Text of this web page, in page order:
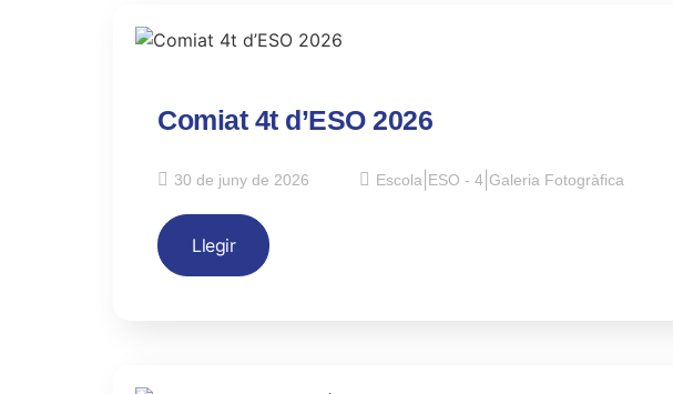
Comiat 4t d’ESO 2026
30 de juny de 2026 Escola ESO - 4 Galeria Fotogràfica
Llegir